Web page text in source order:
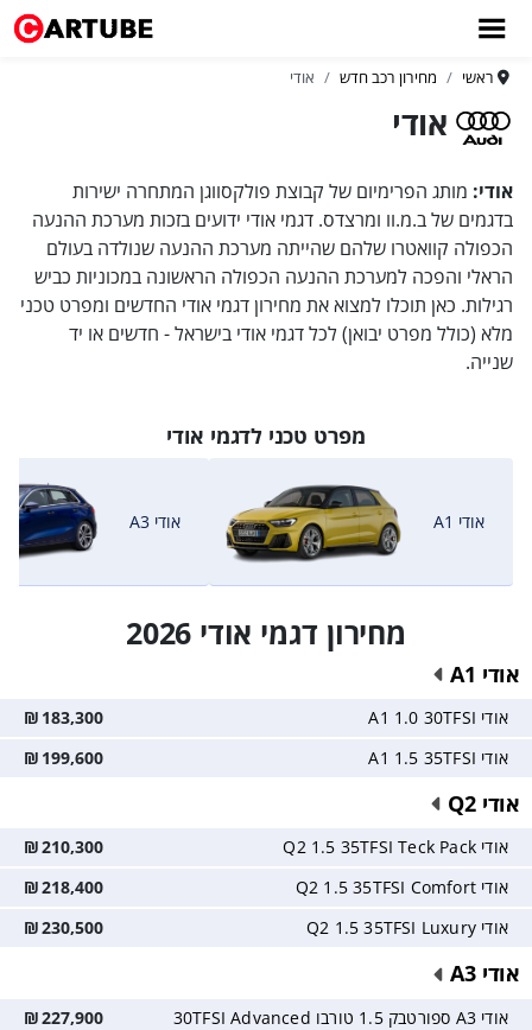
ראשי מחירון רכב חדש אודי
אודי
אודי: מותג הפרימיום של קבוצת פולקסווגן המתחרה ישירות
בדגמים של ב.מ.וו ומרצדס. דגמי אודי ידועים בזכות מערכת ההנעה
הכפולה קוואטרו שלהם שהייתה מערכת ההנעה שנולדה בעולם
הראלי והפכה למערכת ההנעה הכפולה הראשונה במכוניות כביש
רגילות. כאן תוכלו למצוא את מחירון דגמי אודי החדשים ומפרט טכני
מלא (כולל מפרט יבואן) לכל דגמי אודי בישראל - חדשים או יד
שנייה.
מפרט טכני לדגמי אודי
אודי A1 אודי A3
מחירון דגמי אודי 2026
אודי A1
אודי A1 1.0 30TFSI 183,300
₪
אודי A1 1.5 35TFSI
199,600
₪
אודי Q2
אודי Q2 1.5 35TFSI Teck Pack 210,300
₪
אודי Q2 1.5 35TFSI Comfort
218,400
₪
אודי Q2 1.5 35TFSI Luxury
230,500
₪
אודי A3
אודי A3 ספורטבק 1.5 טורבו 30TFSI Advanced 227,900
₪